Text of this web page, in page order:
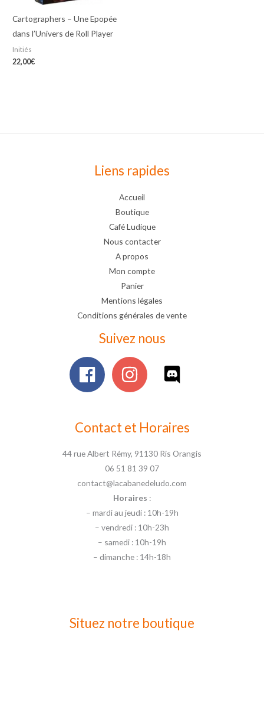
Cartographers – Une Epopée
dans l’Univers de Roll Player
Initiés
22,00€
Liens rapides
Accueil
Boutique
Café Ludique
Nous contacter
A propos
Mon compte
Panier
Mentions légales
Conditions générales de vente
Suivez nous
Contact et Horaires
44 rue Albert Rémy, 91130 Ris Orangis
06 51 81 39 07
contact@lacabanedeludo.com
Horaires :
– mardi au jeudi : 10h-19h
– vendredi : 10h-23h
– samedi : 10h-19h
– dimanche : 14h-18h
Situez notre boutique